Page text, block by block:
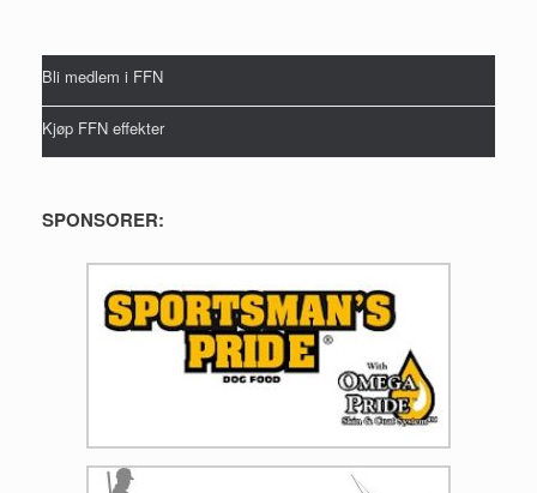
Bli medlem i FFN
Kjøp FFN effekter
SPONSORER: